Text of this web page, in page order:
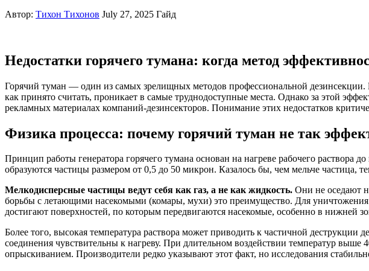
Автор: Тихон Тихонов July 27, 2025 Гайд
Недостатки горячего тумана: когда метод
Горячий туман — один из самых зрелищных методов профессиональной
как принято считать, проникает в самые труднодоступные места. Однако за этой
рекламных материалах компаний-дезинсекторов. Понимание этих недостатков
Физика процесса: почему горячий туман не так
Принцип работы генератора горячего тумана основан на нагреве рабочего
образуются частицы размером от 0,5 до 50 микрон. Казалось бы, чем мельче частица,
Мелкодисперсные частицы ведут себя как газ, а не как жидкость. Они не оседают
борьбы с летающими насекомыми (комары, мухи) это преимущество. Для
достигают поверхностей, по которым передвигаются насекомые, особенно в нижней
Более того, высокая температура раствора может приводить к частичной
соединения чувствительны к нагреву. При длительном воздействии температур
опрыскиванием. Производители редко указывают этот факт, но исследования